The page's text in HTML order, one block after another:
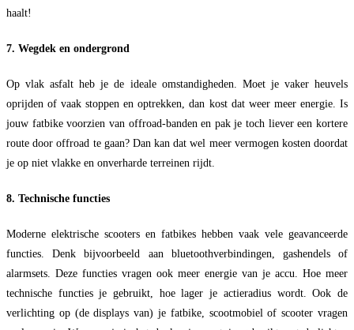
haalt!
7. Wegdek en ondergrond
Op vlak asfalt heb je de ideale omstandigheden. Moet je vaker heuvels
oprijden of vaak stoppen en optrekken, dan kost dat weer meer energie. Is
jouw fatbike voorzien van offroad-banden en pak je toch liever een kortere
route door offroad te gaan? Dan kan dat wel meer vermogen kosten doordat
je op niet vlakke en onverharde terreinen rijdt.
8. Technische functies
Moderne elektrische scooters en fatbikes hebben vaak vele geavanceerde
functies. Denk bijvoorbeeld aan bluetoothverbindingen, gashendels of
alarmsets. Deze functies vragen ook meer energie van je accu. Hoe meer
technische functies je gebruikt, hoe lager je actieradius wordt. Ook de
verlichting op (de displays van) je fatbike, scootmobiel of scooter vragen